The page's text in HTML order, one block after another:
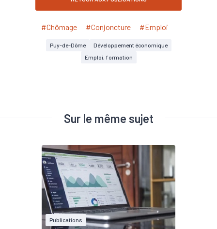
#Chômage #Conjoncture #Emploi
Puy-de-Dôme
Développement économique
Emploi, formation
Sur le même sujet
Publications